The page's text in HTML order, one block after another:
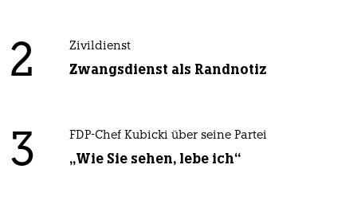
2 Zivildienst
Zwangsdienst als Randnotiz
3 FDP-Chef Kubicki über seine Partei
„Wie Sie sehen, lebe ich“